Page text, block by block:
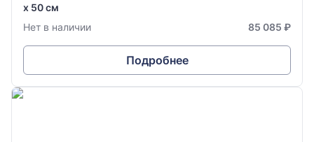
х 50 см
Нет в наличии
85 085 ₽
Подробнее